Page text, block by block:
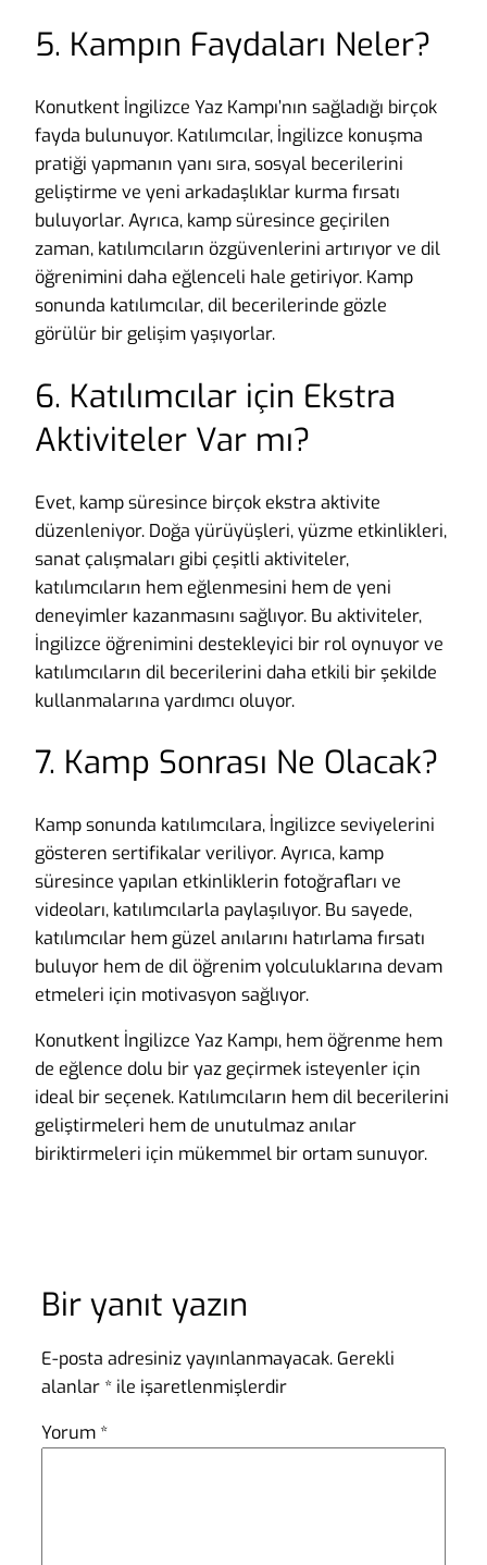
5. Kampın Faydaları Neler?
Konutkent İngilizce Yaz Kampı’nın sağladığı birçok
fayda bulunuyor. Katılımcılar, İngilizce konuşma
pratiği yapmanın yanı sıra, sosyal becerilerini
geliştirme ve yeni arkadaşlıklar kurma fırsatı
buluyorlar. Ayrıca, kamp süresince geçirilen
zaman, katılımcıların özgüvenlerini artırıyor ve dil
öğrenimini daha eğlenceli hale getiriyor. Kamp
sonunda katılımcılar, dil becerilerinde gözle
görülür bir gelişim yaşıyorlar.
6. Katılımcılar için Ekstra
Aktiviteler Var mı?
Evet, kamp süresince birçok ekstra aktivite
düzenleniyor. Doğa yürüyüşleri, yüzme etkinlikleri,
sanat çalışmaları gibi çeşitli aktiviteler,
katılımcıların hem eğlenmesini hem de yeni
deneyimler kazanmasını sağlıyor. Bu aktiviteler,
İngilizce öğrenimini destekleyici bir rol oynuyor ve
katılımcıların dil becerilerini daha etkili bir şekilde
kullanmalarına yardımcı oluyor.
7. Kamp Sonrası Ne Olacak?
Kamp sonunda katılımcılara, İngilizce seviyelerini
gösteren sertifikalar veriliyor. Ayrıca, kamp
süresince yapılan etkinliklerin fotoğrafları ve
videoları, katılımcılarla paylaşılıyor. Bu sayede,
katılımcılar hem güzel anılarını hatırlama fırsatı
buluyor hem de dil öğrenim yolculuklarına devam
etmeleri için motivasyon sağlıyor.
Konutkent İngilizce Yaz Kampı, hem öğrenme hem
de eğlence dolu bir yaz geçirmek isteyenler için
ideal bir seçenek. Katılımcıların hem dil becerilerini
geliştirmeleri hem de unutulmaz anılar
biriktirmeleri için mükemmel bir ortam sunuyor.
Bir yanıt yazın
E-posta adresiniz yayınlanmayacak. Gerekli
alanlar * ile işaretlenmişlerdir
Yorum *